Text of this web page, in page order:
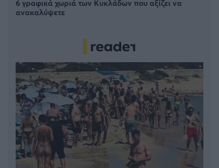
6 γραφικά χωριά των Κυκλάδων που αξίζει να
ανακαλύψετε